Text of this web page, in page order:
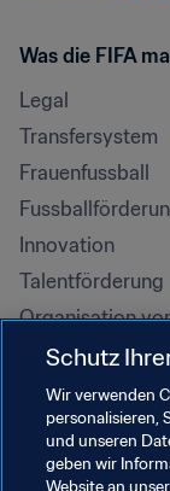
Was die FIFA
Legal
Transfersystem
Frauenfussball
Innovation
Talentförderung
Organisation
Nachhaltigkeit
Gesundheit und
Schutz
Wir verwenden
personalisieren,
und unseren
geben wir
Website an